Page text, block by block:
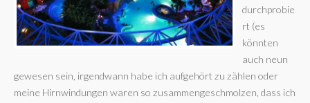
durchprobie
rt (es
könnten
auch neun
gewesen sein, irgendwann habe ich aufgehört zu zählen oder
meine Hirnwindungen waren so zusammengeschmolzen, dass ich